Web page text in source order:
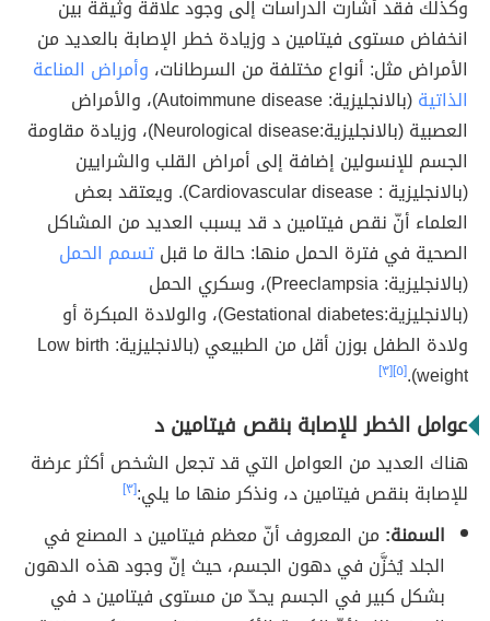
وكذلك فقد أشارت الدراسات إلى وجود علاقة وثيقة بين
انخفاض مستوى فيتامين د وزيادة خطر الإصابة بالعديد من
الأمراض مثل: أنواع مختلفة من السرطانات، وأمراض المناعة
الذاتية
(بالانجليزية: Autoimmune disease)، والأمراض
العصبية (بالانجليزية:Neurological disease)، وزيادة مقاومة
الجسم للإنسولين إضافة إلى أمراض القلب والشرايين
(بالانجليزية : Cardiovascular disease). ويعتقد بعض
العلماء أنّ نقص فيتامين د قد يسبب العديد من المشاكل
الصحية في فترة الحمل منها: حالة ما قبلتسمم الحمل
(بالانجليزية: Preeclampsia)، وسكري الحمل
(بالانجليزية:Gestational diabetes)، والولادة المبكرة أو
ولادة الطفل بوزن أقل من الطبيعي (بالانجليزية: Low birth
weight). [٥] [٣]
عوامل الخطر للإصابة بنقص فيتامين د
هناك العديد من العوامل التي قد تجعل الشخص أكثر عرضة
للإصابة بنقص فيتامين د، ونذكر منها ما يلي:[٣]
السمنة: من المعروف أنّ معظم فيتامين د المصنع في
الجلد يُخزَّن في دهون الجسم، حيث إنّ وجود هذه الدهون
بشكل كبير في الجسم يحدّ من مستوى فيتامين د في